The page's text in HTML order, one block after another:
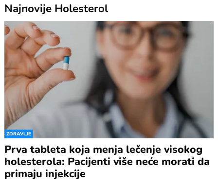
Najnovije Holesterol
ZDRAVLJE
Prva tableta koja menja lečenje visokog
holesterola: Pacijenti više neće morati da
primaju injekcije